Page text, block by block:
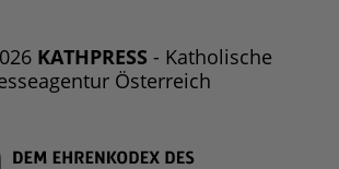
KATHPRESS - Katholische
Österreich